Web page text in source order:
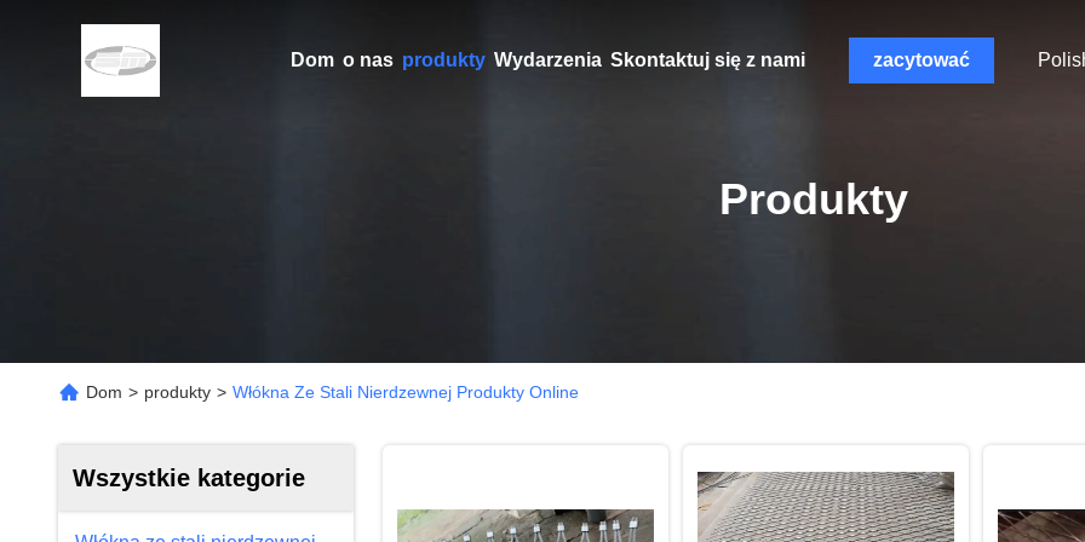
Dom o nas produkty Wydarzenia Skontaktuj się z nami zacytować
Produkty
Dom > produkty > Włókna Ze Stali Nierdzewnej Produkty Online
Wszystkie kategorie